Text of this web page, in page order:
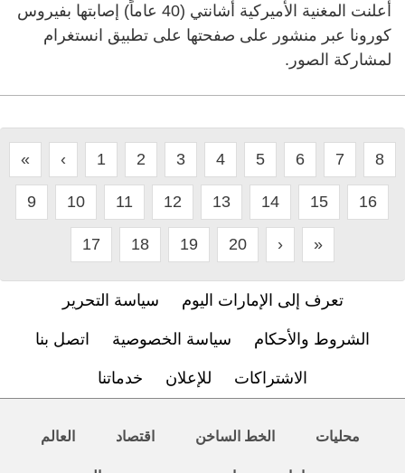
أعلنت المغنية الأميركية أشانتي (40 عاماً) إصابتها بفيروس
كورونا عبر منشور على صفحتها على تطبيق انستغرام
لمشاركة الصور.
« ‹ 1 2 3 4 5 6 7 8
9 10 11 12 13 14 15 16
17 18 19 20 › »
تعرف إلى الإمارات اليوم سياسة التحرير
الشروط والأحكام سياسة الخصوصية اتصل بنا
الاشتراكات للإعلان خدماتنا
محليات الخط الساخن اقتصاد العالم